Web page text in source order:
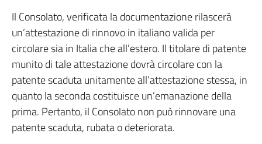
Il Consolato, verificata la documentazione rilascerà
un’attestazione di rinnovo in italiano valida per
circolare sia in Italia che all’estero. Il titolare di patente
munito di tale attestazione dovrà circolare con la
patente scaduta unitamente all’attestazione stessa, in
quanto la seconda costituisce un’emanazione della
prima. Pertanto, il Consolato non può rinnovare una
patente scaduta, rubata o deteriorata.